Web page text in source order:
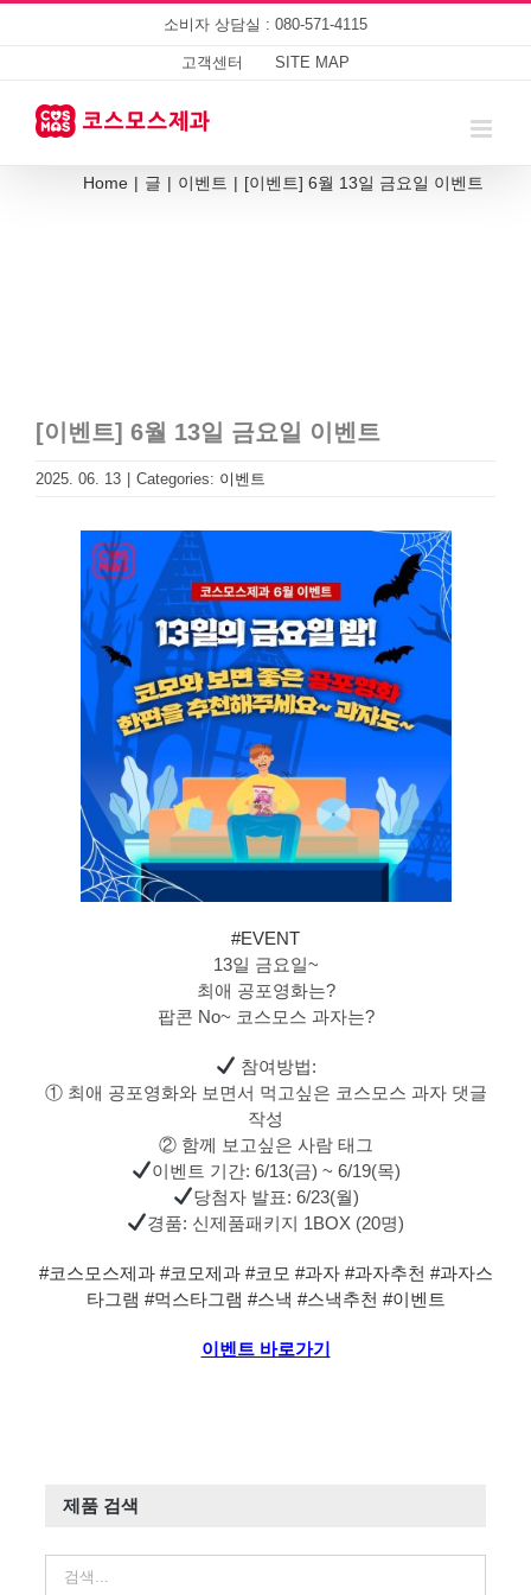
소비자 상담실 : 080-571-4115
고객센터 SITE MAP
Home | 글 | 이벤트 | [이벤트] 6월 13일 금요일 이벤트
[이벤트] 6월 13일 금요일 이벤트
2025. 06. 13 | Categories: 이벤트
#EVENT
13일 금요일~
최애 공포영화는?
팝콘 No~ 코스모스 과자는?
참여방법:
① 최애 공포영화와 보면서 먹고싶은 코스모스 과자 댓글
작성
② 함께 보고싶은 사람 태그
이벤트 기간: 6/13(금) ~ 6/19(목)
당첨자 발표: 6/23(월)
경품: 신제품패키지 1BOX (20명)
#코스모스제과 #코모제과 #코모 #과자 #과자추천 #과자스
타그램 #먹스타그램 #스낵 #스낵추천 #이벤트
이벤트 바로가기
제품 검색